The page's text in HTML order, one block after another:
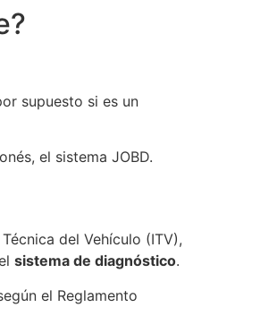
supuesto si es un
el sistema JOBD.
del Vehículo (ITV),
sistema de diagnóstico.
el Reglamento